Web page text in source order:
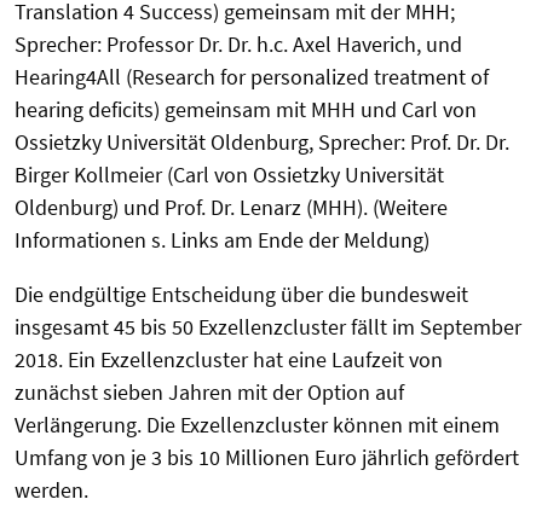
Translation 4 Success) gemeinsam mit der MHH;
Sprecher: Professor Dr. Dr. h.c. Axel Haverich, und
Hearing4All (Research for personalized treatment of
hearing deficits) gemeinsam mit MHH und Carl von
Ossietzky Universität Oldenburg, Sprecher: Prof. Dr. Dr.
Birger Kollmeier (Carl von Ossietzky Universität
Oldenburg) und Prof. Dr. Lenarz (MHH). (Weitere
Informationen s. Links am Ende der Meldung)
Die endgültige Entscheidung über die bundesweit
insgesamt 45 bis 50 Exzellenzcluster fällt im September
2018. Ein Exzellenzcluster hat eine Laufzeit von
zunächst sieben Jahren mit der Option auf
Verlängerung. Die Exzellenzcluster können mit einem
Umfang von je 3 bis 10 Millionen Euro jährlich gefördert
werden.